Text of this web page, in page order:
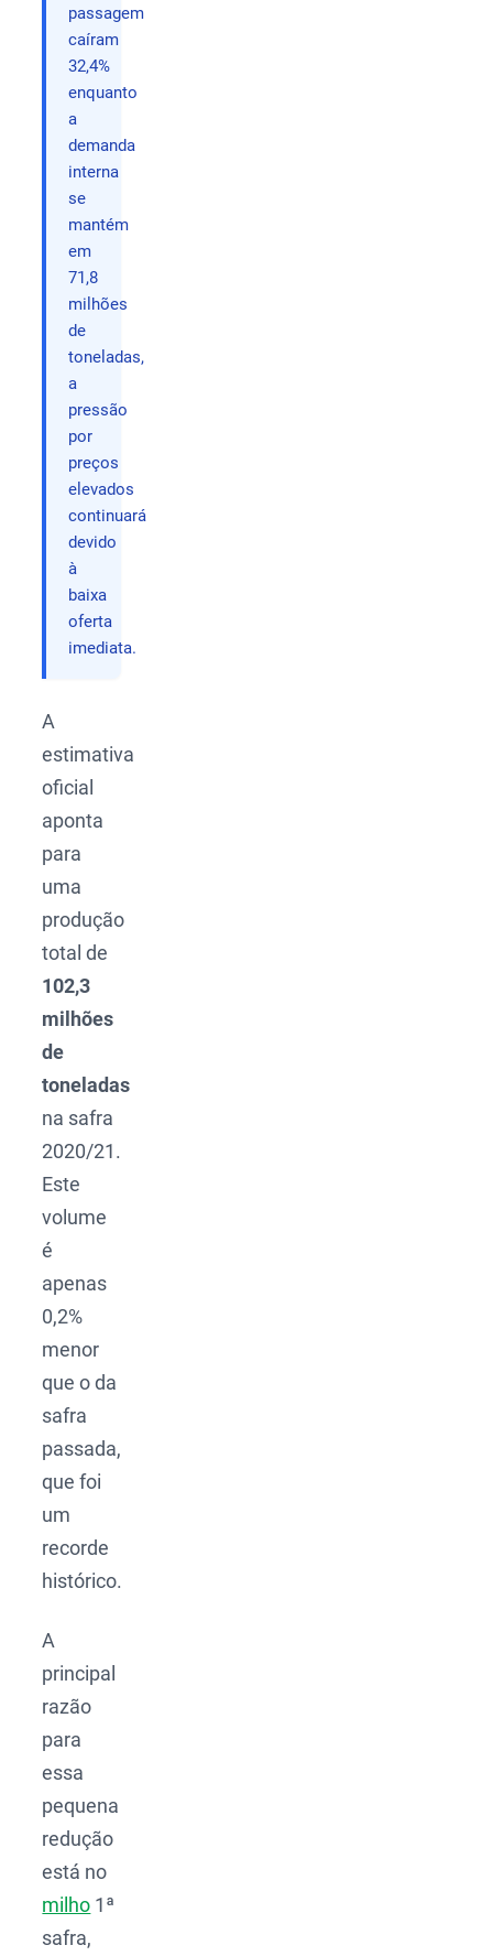
passagem
caíram
32,4%
enquanto
a
demanda
interna
se
mantém
em
71,8
milhões
de
toneladas,
a
pressão
por
preços
elevados
continuará
devido
à
baixa
oferta
imediata.
A
estimativa
oficial
aponta
para
uma
produção
total de
102,3
milhões
de
toneladas
na safra
2020/21.
Este
volume
é
apenas
0,2%
menor
que o da
safra
passada,
que foi
um
recorde
histórico.
A
principal
razão
para
essa
pequena
redução
está no
milho 1ª
safra,